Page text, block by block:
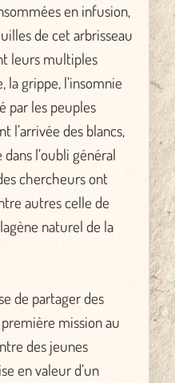
en infusion,
de cet arbrisseau
leurs multiples
grippe, l’insomnie
par les peuples
l’arrivée des blancs,
l’oubli général
chercheurs ont
autres celle de
naturel de la
de partager des
mission au
des jeunes
en valeur d’un